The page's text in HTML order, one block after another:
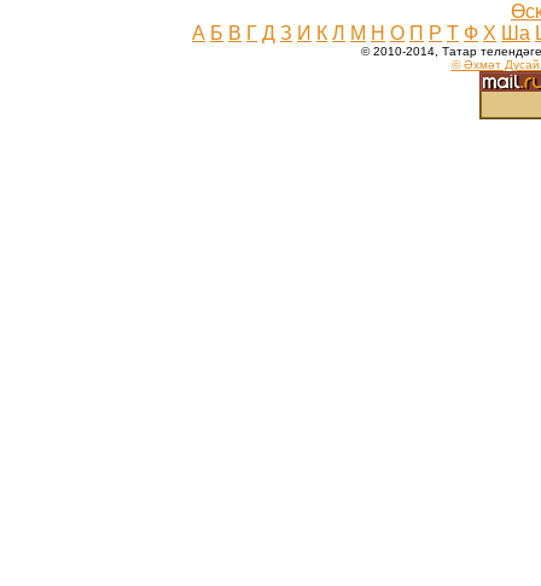
А Б В Г Д З И К Л М Н О П Р Т Ф Х Шa
© 2010-2014, Tатар
© Әхмәт